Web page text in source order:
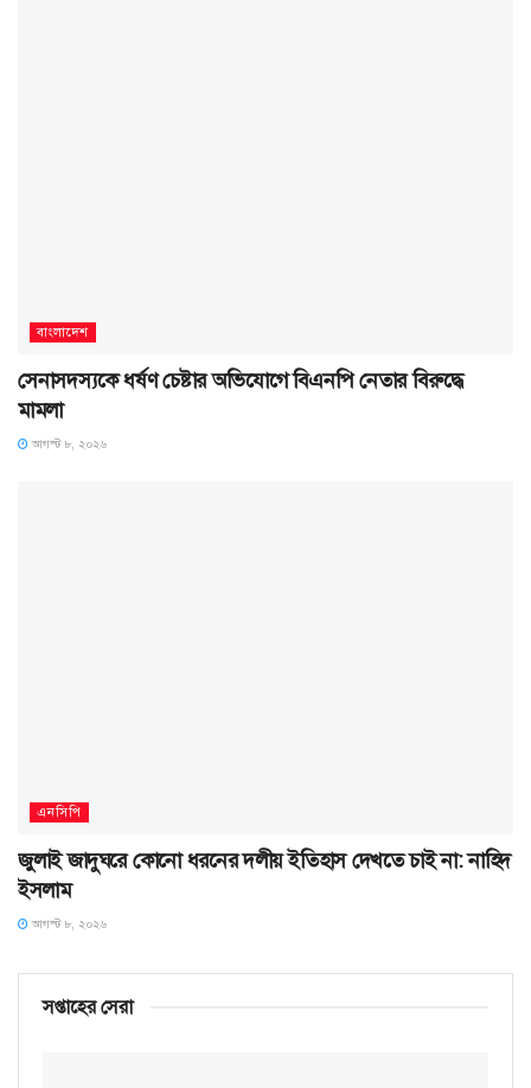
বাংলাদেশ
সেনাসদস্যকে ধর্ষণ চেষ্টার অভিযোগে বিএনপি নেতার বিরুদ্ধে
মামলা
আগস্ট ৮, ২০২৬
এনসিপি
জুলাই জাদুঘরে কোনো ধরনের দলীয় ইতিহাস দেখতে চাই না: নাহিদ
ইসলাম
আগস্ট ৮, ২০২৬
সপ্তাহের সেরা